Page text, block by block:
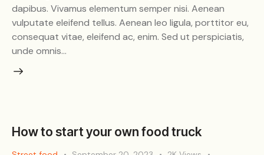
dapibus. Vivamus elementum semper nisi. Aenean
vulputate eleifend tellus. Aenean leo ligula, porttitor eu,
consequat vitae, eleifend ac, enim. Sed ut perspiciatis,
unde omnis…
How to start your own food truck